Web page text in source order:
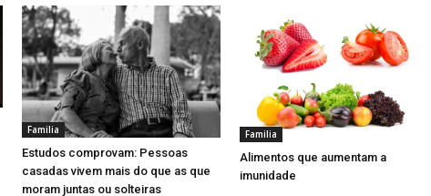
Familia
Estudos comprovam: Pessoas
casadas vivem mais do que as que
moram juntas ou solteiras
Familia
Alimentos que aumentam a
imunidade